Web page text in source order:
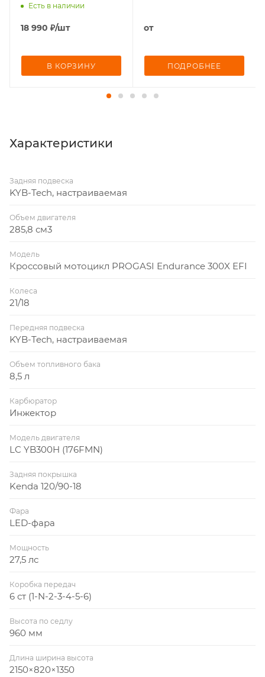
Есть в наличии
18 990 ₽/шт
В КОРЗИНУ
от
ПОДРОБНЕЕ
Характеристики
Задняя подвеска
KYB-Tech, настраиваемая
Объем двигателя
285,8 см3
Модель
Кроссовый мотоцикл PROGASI Endurance 300X EFI
Колеса
21/18
Передняя подвеска
KYB-Tech, настраиваемая
Объем топливного бака
8,5 л
Карбюратор
Инжектор
Модель двигателя
LC YB300H (176FMN)
Задняя покрышка
Kenda 120/90-18
Фара
LED-фара
Мощность
27,5 лс
Коробка передач
6 ст (1-N-2-3-4-5-6)
Высота по седлу
960 мм
Длина ширина высота
2150×820×1350